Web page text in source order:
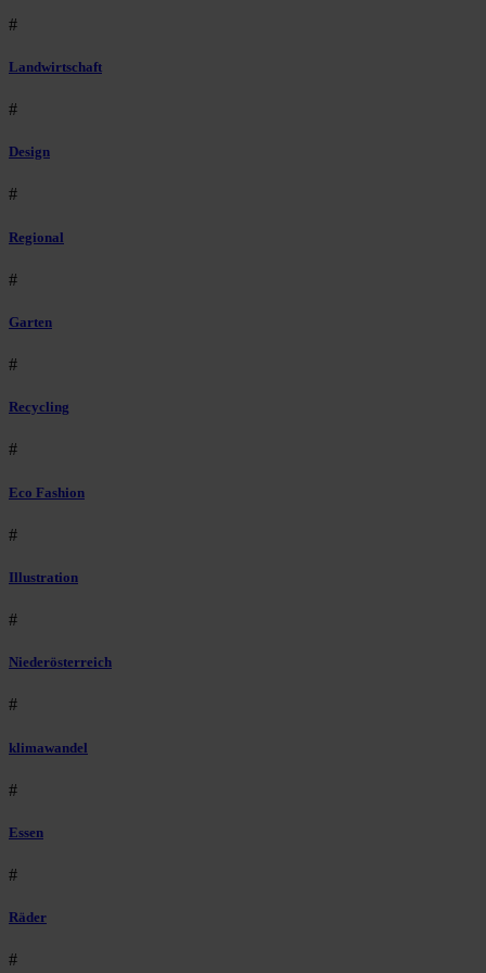
#
Landwirtschaft
#
Design
#
Regional
#
Garten
#
Recycling
#
Eco Fashion
#
Illustration
#
Niederösterreich
#
klimawandel
#
Essen
#
Räder
#